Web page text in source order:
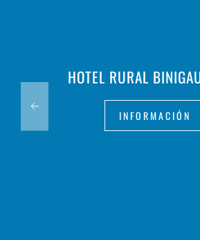
HOTEL RURAL
INFORMACIÓN